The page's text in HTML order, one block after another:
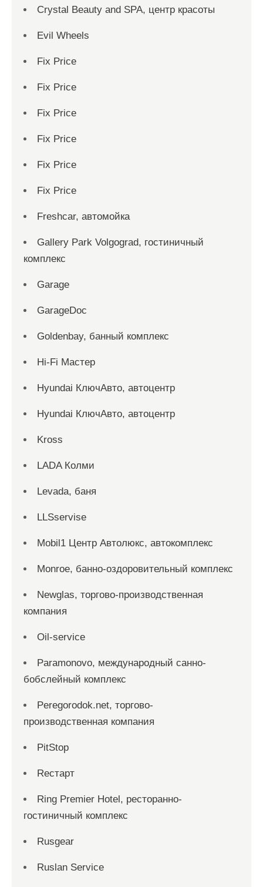
Crystal Beauty and SPA, центр красоты
Evil Wheels
Fix Price
Fix Price
Fix Price
Fix Price
Fix Price
Fix Price
Freshcar, автомойка
Gallery Park Volgograd, гостиничный
комплекс
Garage
GarageDoc
Goldenbay, банный комплекс
Hi-Fi Мастер
Hyundai КлючАвто, автоцентр
Hyundai КлючАвто, автоцентр
Kross
LADA Колми
Levada, баня
LLSservise
Mobil1 Центр Автолюкс, автокомплекс
Monroe, банно-оздоровительный комплекс
Newglas, торгово-производственная
компания
Oil-service
Paramonovo, международный санно-
бобслейный комплекс
Peregorodok.net, торгово-
производственная компания
PitStop
Reстарт
Ring Premier Hotel, ресторанно-
гостиничный комплекс
Rusgear
Ruslan Service